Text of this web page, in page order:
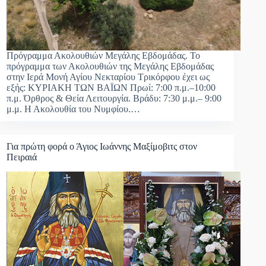
Πρόγραμμα Ακολουθιών Μεγάλης Εβδομάδας. Το
πρόγραμμα των Ακολουθιών της Μεγάλης Εβδομάδας
στην Ιερά Μονή Αγίου Νεκταρίου Τρικόρφου έχει ως
εξής: ΚΥΡΙΑΚΗ ΤΩΝ ΒΑΪΩΝ Πρωί: 7:00 π.μ.–10:00
π.μ. Όρθρος & Θεία Λειτουργία. Βράδυ: 7:30 μ.μ.– 9:00
μ.μ. Η Ακολουθία του Νυμφίου.…
Για πρώτη φορά ο Άγιος Ιωάννης Μαξίμοβιτς στον
Πειραιά